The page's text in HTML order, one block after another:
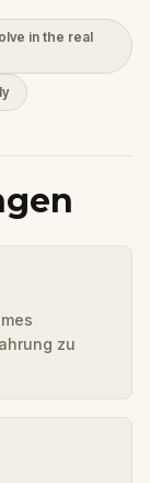
in the real
zu